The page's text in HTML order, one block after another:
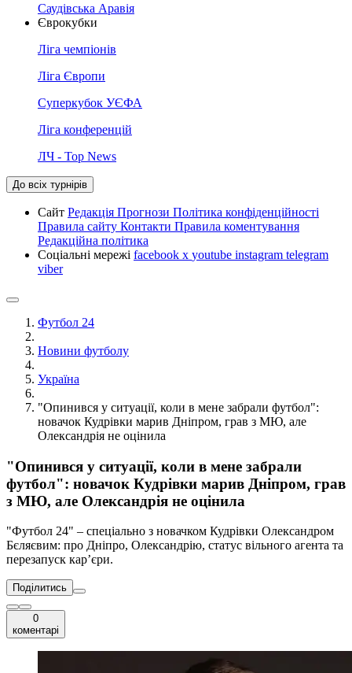
Саудівська Аравія
Єврокубки
Ліга чемпіонів
Ліга Європи
Суперкубок УЄФА
Ліга конференцій
ЛЧ - Top News
До всіх турнірів
Сайт Редакція Прогнози Політика конфіденційності
Правила сайту Контакти Правила коментування
Редакційна політика
Соціальні мережі facebook x youtube instagram telegram
viber
Футбол 24
Новини футболу
Україна
"Опинився у ситуації, коли в мене забрали футбол":
новачок Кудрівки марив Дніпром, грав з МЮ, але
Олександрія не оцінила
"Опинився у ситуації, коли в мене забрали
футбол": новачок Кудрівки марив Дніпром, грав
з МЮ, але Олександрія не оцінила
"Футбол 24" – спеціально з новачком Кудрівки Олександром
Бєляєвим: про Дніпро, Олександрію, статус вільного агента та
перезапуск кар’єри.
Поділитись
0
коментарі